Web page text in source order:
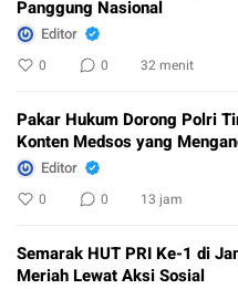
Panggung Nasional
Editor
0 0 32 menit
Pakar Hukum Dorong Polri
Konten Medsos yang
Editor
0 0 13 jam
Semarak HUT PRI Ke-1 di
Meriah Lewat Aksi Sosial